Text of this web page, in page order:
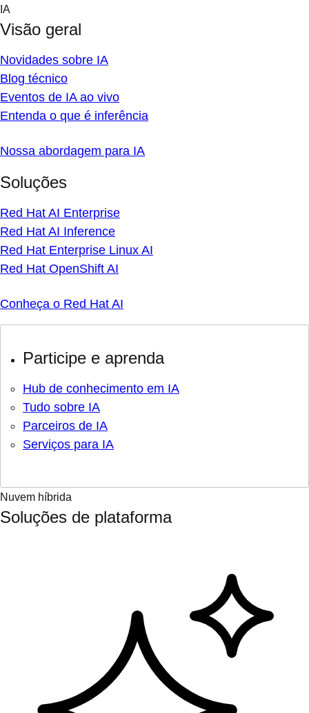
Skip
content
IA
Visão geral
Novidades sobre IA
Blog técnico
Eventos de IA ao vivo
Entenda o que é inferência
Nossa abordagem para IA
Soluções
Red Hat AI Enterprise
Red Hat AI Inference
Red Hat Enterprise Linux AI
Red Hat OpenShift AI
Conheça o Red Hat AI
Participe e aprenda
Hub de conhecimento em IA
Tudo sobre IA
Parceiros de IA
Serviços para IA
Nuvem híbrida
Soluções de plataforma